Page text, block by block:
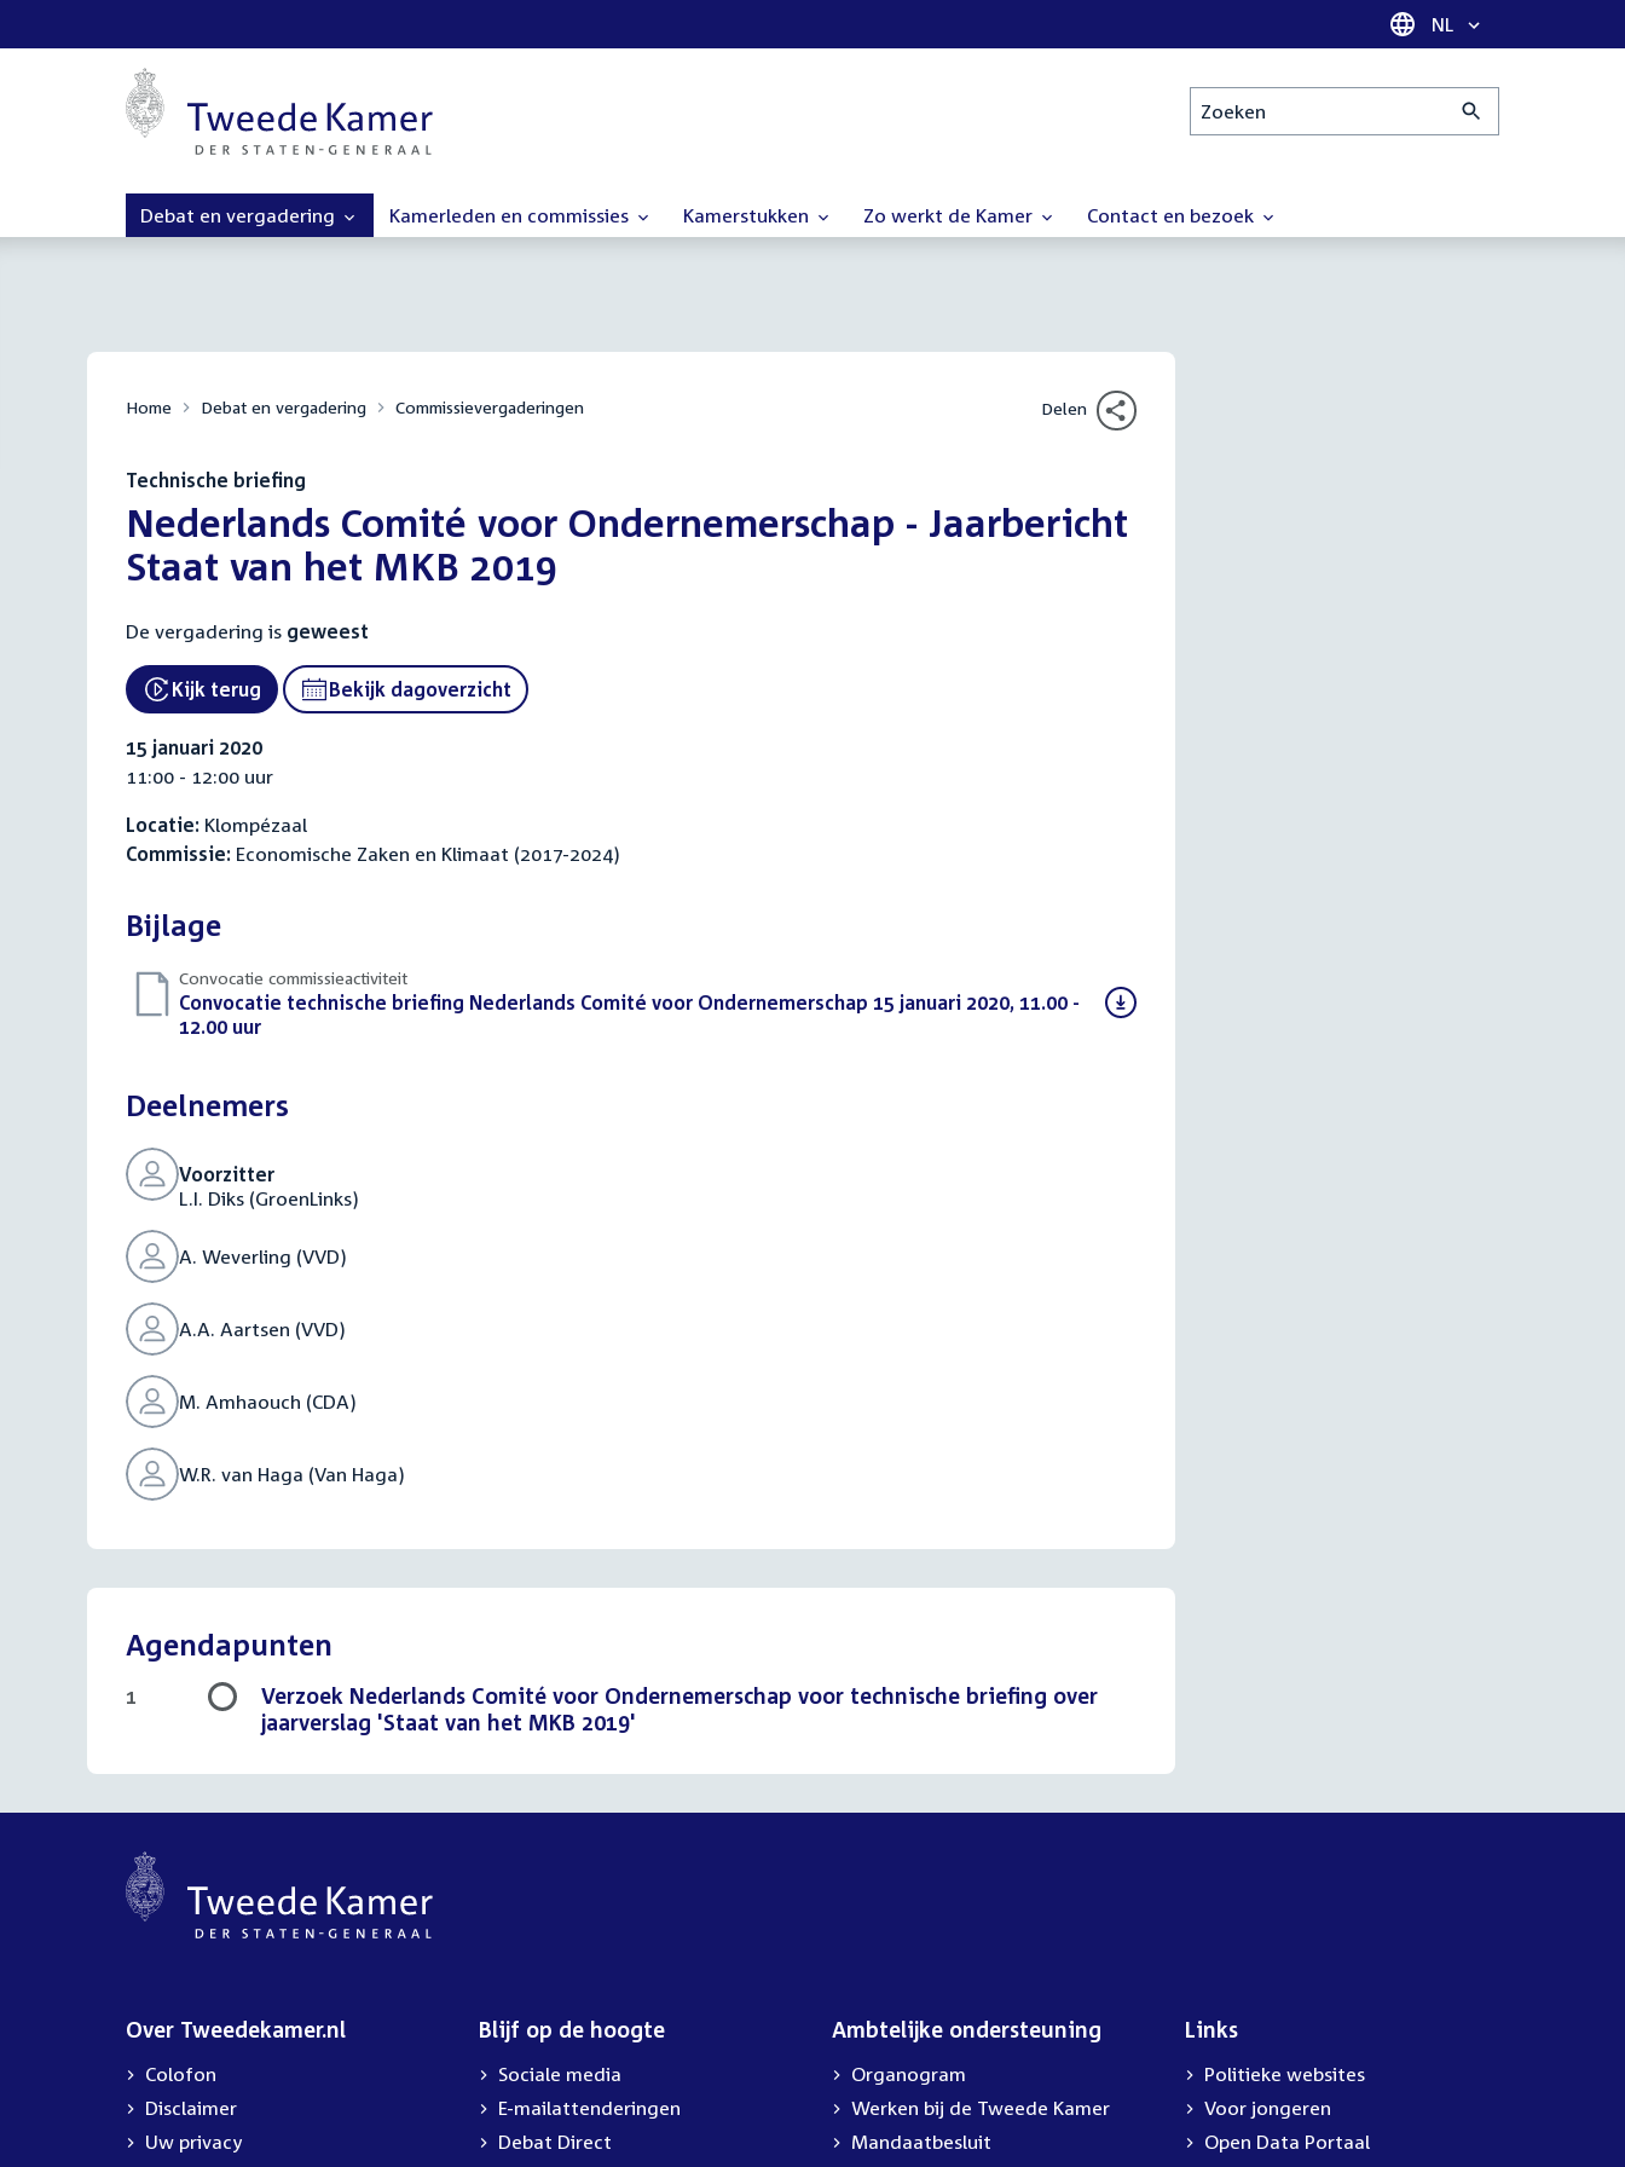
Taal selectie
NL
Zoeken
Debat en vergadering Kamerleden en commissies Kamerstukken Zo werkt de Kamer Contact en bezoek
Home Debat en vergadering Commissievergaderingen Delen
Technische briefing
:Nederlands Comité voor Ondernemerschap - Jaarbericht
Staat van het MKB 2019
De vergadering is geweest
Kijk terug Bekijk dagoverzicht
15 januari 2020
11:00 - 12:00 uur
Locatie: Klompézaal
Commissie: Economische Zaken en Klimaat (2017-2024)
Bijlage
Convocatie commissieactiviteit
Download
bestand:
Convocatie technische briefing Nederlands Comité voor Ondernemerschap 15 januari 2020, 11.00 -
12.00 uur
Deelnemers
Voorzitter
L.I. Diks (GroenLinks)
A. Weverling (VVD)
A.A. Aartsen (VVD)
M. Amhaouch (CDA)
W.R. van Haga (Van Haga)
Agendapunten
Verzoek Nederlands Comité voor Ondernemerschap voor technische briefing over
jaarverslag 'Staat van het MKB 2019'
1
Over Tweedekamer.nl
Colofon
Disclaimer
Uw privacy
Blijf op de hoogte
Sociale media
E-mailattenderingen
Debat Direct
Ambtelijke ondersteuning
Organogram
Werken bij de Tweede Kamer
Mandaatbesluit
Links
Politieke websites
Voor jongeren
Open Data Portaal